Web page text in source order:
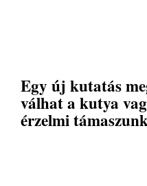
Egy új kutatás
válhat a kutya
érzelmi